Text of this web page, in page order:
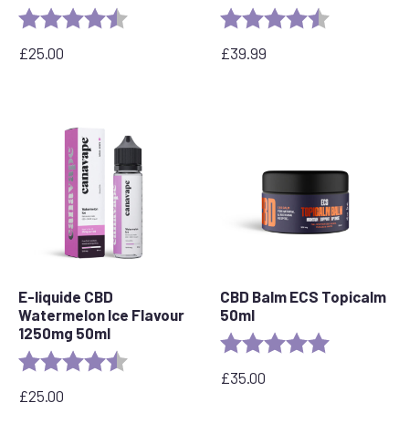
Rating: 4.5 out of 5 stars
£25.00
Rating: 4.6 out of 5
£39.99
E-liquide CBD
Watermelon Ice Flavour
1250mg 50ml
Rating: 4.7 out of 5 stars
£25.00
CBD Balm ECS Topicalm
50ml
Rating: 5.0 out of 5
£35.00